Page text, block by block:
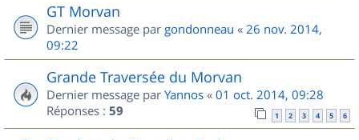
GT Morvan
Dernier message par gondonneau « 26 nov. 2014,
09:22
Grande Traversée du Morvan
Dernier message par Yannos « 01 oct. 2014, 09:28
Réponses : 59 1 2 3 4 5 6